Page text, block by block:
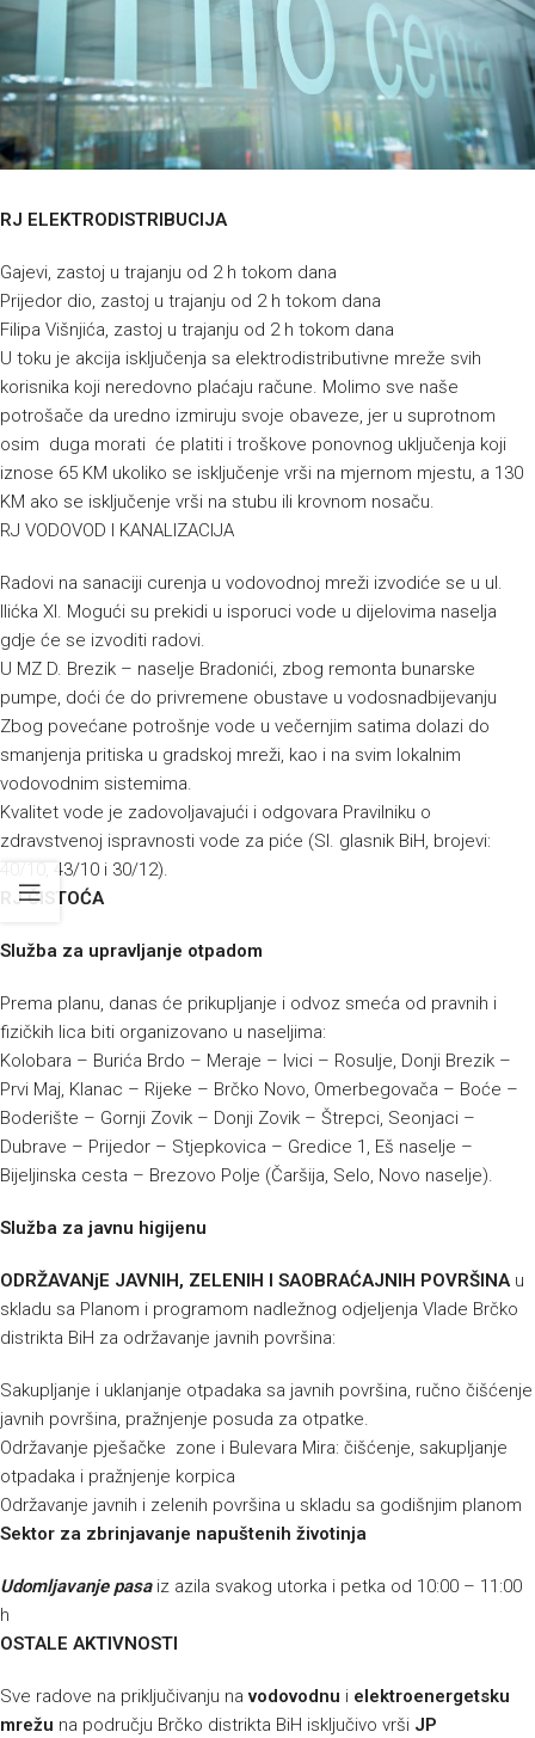
RJ ELEKTRODISTRIBUCIJA
Gajevi, zastoj u trajanju od 2 h tokom dana
Prijedor dio, zastoj u trajanju od 2 h tokom dana
Filipa Višnjića, zastoj u trajanju od 2 h tokom dana
U toku je akcija isključenja sa elektrodistributivne mreže svih
korisnika koji neredovno plaćaju račune. Molimo sve naše
potrošače da uredno izmiruju svoje obaveze, jer u suprotnom
osim duga morati će platiti i troškove ponovnog uključenja koji
iznose 65 KM ukoliko se isključenje vrši na mjernom mjestu, a 130
KM ako se isključenje vrši na stubu ili krovnom nosaču.
RJ VODOVOD I KANALIZACIJA
Radovi na sanaciji curenja u vodovodnoj mreži izvodiće se u ul.
Ilićka XI. Mogući su prekidi u isporuci vode u dijelovima naselja
gdje će se izvoditi radovi.
U MZ D. Brezik – naselje Bradonići, zbog remonta bunarske
pumpe, doći će do privremene obustave u vodosnadbijevanju
Zbog povećane potrošnje vode u večernjim satima dolazi do
smanjenja pritiska u gradskoj mreži, kao i na svim lokalnim
vodovodnim sistemima.
Kvalitet vode je zadovoljavajući i odgovara Pravilniku o
zdravstvenoj ispravnosti vode za piće (Sl. glasnik BiH, brojevi:
40/10, 43/10 i 30/12).
RJ ČISTOĆA
Služba za upravljanje otpadom
Prema planu, danas će prikupljanje i odvoz smeća od pravnih i
fizičkih lica biti organizovano u naseljima:
Kolobara – Burića Brdo – Meraje – Ivici – Rosulje, Donji Brezik –
Prvi Maj, Klanac – Rijeke – Brčko Novo, Omerbegovača – Boće –
Boderište – Gornji Zovik – Donji Zovik – Štrepci, Seonjaci –
Dubrave – Prijedor – Stjepkovica – Gredice 1, Eš naselje –
Bijeljinska cesta – Brezovo Polje (Čaršija, Selo, Novo naselje).
Služba za javnu higijenu
ODRŽAVANjE JAVNIH, ZELENIH I SAOBRAĆAJNIH POVRŠINAu
skladu sa Planom i programom nadležnog odjeljenja Vlade Brčko
distrikta BiH za održavanje javnih površina:
Sakupljanje i uklanjanje otpadaka sa javnih površina, ručno čišćenje
javnih površina, pražnjenje posuda za otpatke.
Održavanje pješačke zone i Bulevara Mira: čišćenje, sakupljanje
otpadaka i pražnjenje korpica
Održavanje javnih i zelenih površina u skladu sa godišnjim planom
Sektor za zbrinjavanje napuštenih životinja
Udomljavanje pasaiz azila svakog utorka i petka od 10:00 – 11:00
h
OSTALE AKTIVNOSTI
Sve radove na priključivanju navodovodnu i elektroenergetsku
mrežu na području Brčko distrikta BiH isključivo vrši JP